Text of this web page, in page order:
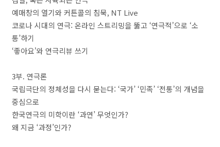
예매창의 열기와 커튼콜의 침묵, NT Live
코로나 시대의 연극: 온라인 스트리밍을 뚫고 ‘연극적’으로 ‘소
통’하기
‘좋아요’와 연극리뷰 쓰기
3부. 연극론
국립극단의 정체성을 다시 묻는다: ‘국가’ ‘민족’ ‘전통’의 개념을
중심으로
한국연극의 미학이란 ‘과연’무엇인가?
왜 지금 ‘과정’인가?